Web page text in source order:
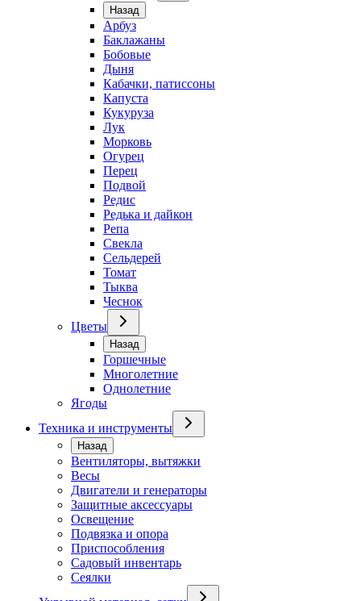
Назад
Арбуз
Баклажаны
Бобовые
Дыня
Кабачки, патиссоны
Капуста
Кукуруза
Лук
Морковь
Огурец
Перец
Подвой
Редис
Редька и дайкон
Репа
Свекла
Сельдерей
Томат
Тыква
Чеснок
Цветы
Назад
Горшечные
Многолетние
Однолетние
Ягоды
Техника и инструменты
Назад
Вентиляторы, вытяжки
Весы
Двигатели и генераторы
Защитные аксессуары
Освещение
Подвязка и опора
Приспособления
Садовый инвентарь
Сеялки